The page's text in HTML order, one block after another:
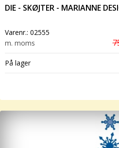
DIE - SKØJTER - MARIANNE
Varenr.: 02555
m. moms
På lager